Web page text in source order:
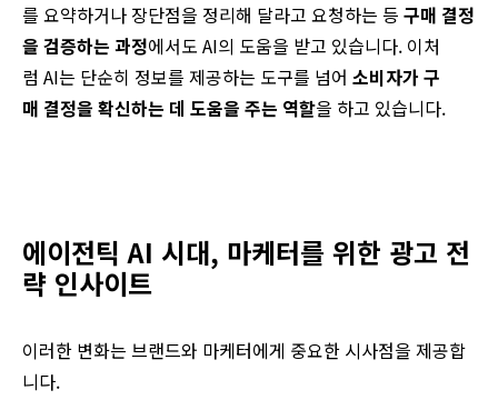
를 요약하거나 장단점을 정리해 달라고 요청하는 등 구매 결정
을 검증하는 과정에서도 AI의 도움을 받고 있습니다. 이처
럼 AI는 단순히 정보를 제공하는 도구를 넘어 소비자가 구
매 결정을 확신하는 데 도움을 주는 역할을 하고 있습니다.
에이전틱 AI 시대, 마케터를 위한 광고 전
략 인사이트
이러한 변화는 브랜드와 마케터에게 중요한 시사점을 제공합
니다.